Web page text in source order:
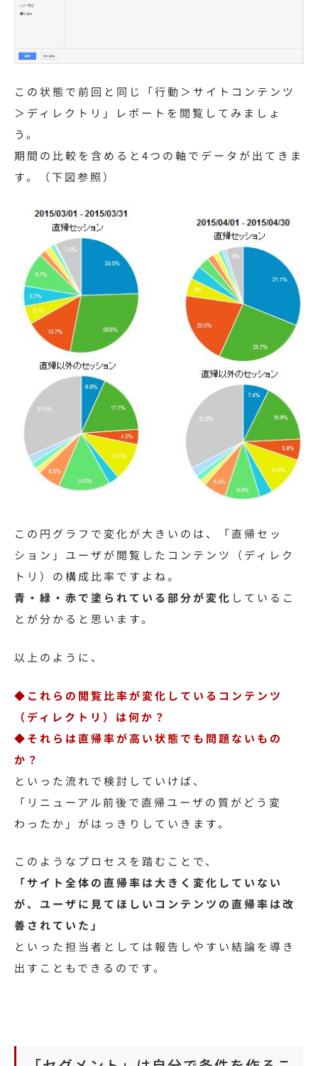
この状態で前回と同じ「行動＞サイトコンテンツ
＞ディレクトリ」レポートを閲覧してみましょ
う。
期間の比較を含めると4つの軸でデータが出てきま
す。（下図参照）
この円グラフで変化が大きいのは、「直帰セッ
ション」ユーザが閲覧したコンテンツ（ディレク
トリ）の構成比率ですよね。
青・緑・赤で塗られている部分が変化 しているこ
とが分かると思います。
以上のように、
◆これらの閲覧比率が変化しているコンテンツ
（ディレクトリ）は何か？
◆それらは直帰率が高い状態でも問題ないもの
か？
といった流れで検討していけば、
「リニューアル前後で直帰ユーザの質がどう変
わったか」がはっきりしていきます。
このようなプロセスを踏むことで、
「サイト全体の直帰率は大きく変化していない
が、 ユーザに見てほしいコンテンツの直帰率は改
善されていた」
といった担当者としては報告しやすい結論を導き
出すこともできるのです。